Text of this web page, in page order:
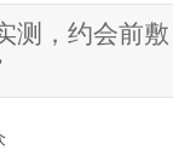
测，约会前敷